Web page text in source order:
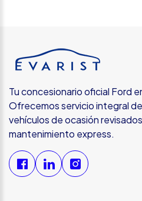
Tu concesionario oficial Ford
Ofrecemos servicio integral
vehículos de ocasión
mantenimiento express.